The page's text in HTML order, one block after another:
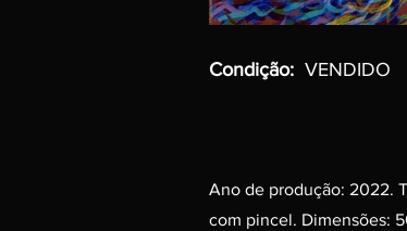
Condição: VENDIDO
Ano de produção: 2022.
com pincel. Dimensões: